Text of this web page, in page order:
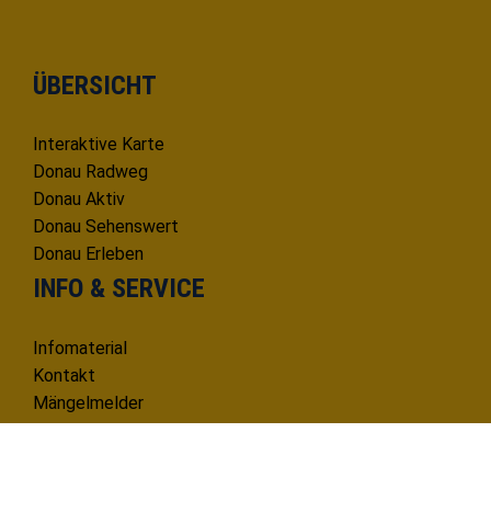
ÜBERSICHT
Interaktive Karte
Donau Radweg
Donau Aktiv
Donau Sehenswert
Donau Erleben
INFO & SERVICE
Infomaterial
Kontakt
Mängelmelder